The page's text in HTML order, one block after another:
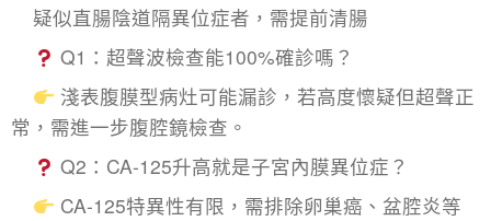
疑似直腸陰道隔異位症者，需提前清腸
Q1：超聲波檢查能100%確診嗎？
淺表腹膜型病灶可能漏診，若高度懷疑但超聲正
常，需進一步腹腔鏡檢查。
Q2：CA-125升高就是子宮內膜異位症？
CA-125特異性有限，需排除卵巢癌、盆腔炎等